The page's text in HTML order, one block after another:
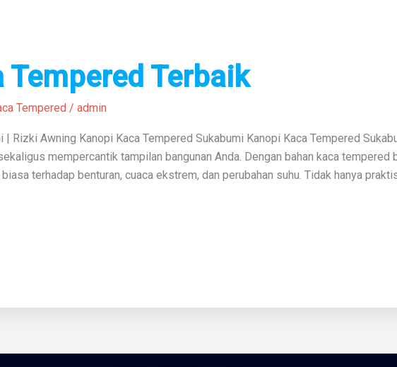
Tempered Terbaik
Tempered/ admin
| Rizki Awning Kanopi Kaca Tempered Sukabumi Kanopi Kaca Tempered
mempercantik tampilan bangunan Anda. Dengan bahan kaca tempered
terhadap benturan, cuaca ekstrem, dan perubahan suhu. Tidak hanya